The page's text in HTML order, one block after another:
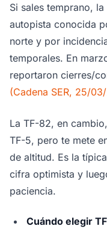
Si sales temprano,
autopista conocida
norte y por
temporales. En
reportaron cierres/
(Cadena SER, 25/
La TF-82, en
TF-5, pero te mete
de altitud. Es la
cifra optimista y
paciencia.
Cuándo elegir